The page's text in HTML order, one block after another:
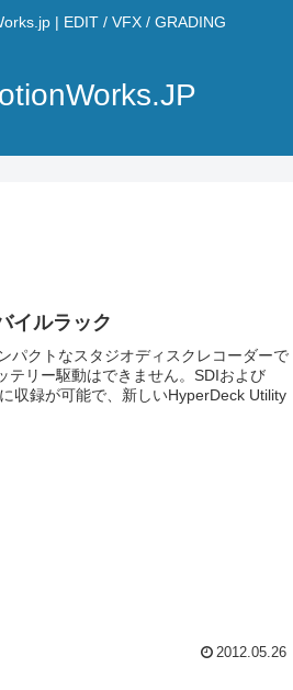
| EDIT / VFX / GRADING
イルラック
パクトなスタジオディスクレコーダーで
テリー駆動はできません。SDIおよび
収録が可能で、新しいHyperDeck Utility
2012.05.26